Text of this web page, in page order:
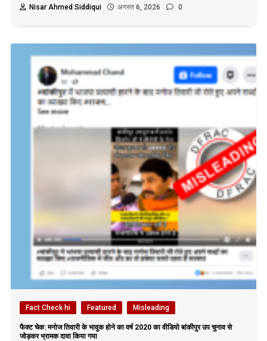
Nisar Ahmed Siddiqui
अगस्त 6, 2026 0
Fact Check hi Featured Misleading
फैक्ट चेक: मनोज तिवारी के भावुक होने का वर्ष 2020 का वीडियो बांकीपुर उप चुनाव से
जोड़कर भ्रामक दावा किया गया